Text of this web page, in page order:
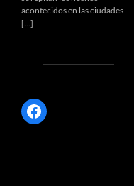
acontecidos en las ciudades
[…]
Facebook